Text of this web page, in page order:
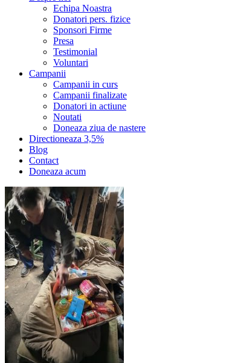
Echipa Noastra
Donatori pers. fizice
Sponsori Firme
Presa
Testimonial
Voluntari
Campanii
Campanii in curs
Campanii finalizate
Donatori in actiune
Noutati
Doneaza ziua de nastere
Directioneaza 3,5%
Blog
Contact
Doneaza acum